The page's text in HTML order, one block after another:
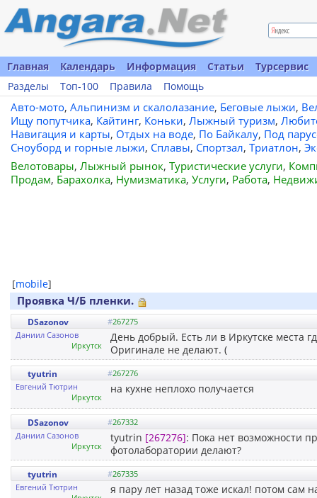
Главная Календарь Информация Статьи
Турсервис
Разделы
Топ-100 Правила Помощь
Авто-мото, Альпинизм и скалолазание, Беговые лыжи,
Ищу попутчика, Кайтинг, Коньки, Лыжный туризм,
Навигация и карты, Отдых на воде, По Байкалу, Под
Сноуборд и горные лыжи, Сплавы, Спортзал, Триатлон,
Велотовары, Лыжный рынок, Туристические услуги,
Продам, Барахолка, Нумизматика, Услуги, Работа,
[mobile]
Проявка Ч/Б пленки.
DSazonov #267275
Даниил Cазонов
Иркутск
День добрый. Есть ли в Иркутске места
Оригинале не делают. (
tyutrin #267276
Евгений Тютрин
Иркутск
на кухне неплохо получается
DSazonov #267332
Даниил Cазонов
Иркутск
tyutrin [267276]: Пока нет возможности
фотолаборатории делают?
tyutrin #267335
Евгений Тютрин
я пару лет назад тоже искал! потом сам